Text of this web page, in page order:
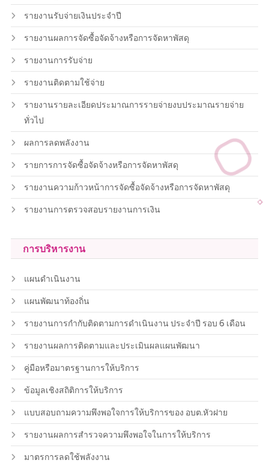
รายงานรับจ่ายเงินประจำปี
รายงานผลการจัดซื้อจัดจ้างหรือการจัดหาพัสดุ
รายงานการรับจ่าย
รายงานติดตามใช้จ่าย
รายงานรายละเอียดประมาณการรายจ่ายงบประมาณรายจ่าย
ทั่วไป
ผลการลดพลังงาน
รายการการจัดซื้อจัดจ้างหรือการจัดหาพัสดุ
รายงานความก้าวหน้าการจัดซื้อจัดจ้างหรือการจัดหาพัสดุ
รายงานการตรวจสอบรายงานการเงิน
การบริหารงาน
แผนดำเนินงาน
แผนพัฒนาท้องถิ่น
รายงานการกำกับติดตามการดำเนินงาน ประจำปี รอบ 6 เดือน
รายงานผลการติดตามและประเมินผลแผนพัฒนา
คู่มือหรือมาตรฐานการให้บริการ
ข้อมูลเชิงสถิติการให้บริการ
แบบสอบถามความพึงพอใจการให้บริการของ อบต.หัวฝาย
รายงานผลการสำรวจความพึงพอใจในการให้บริการ
มาตรการลดใช้พลังงาน